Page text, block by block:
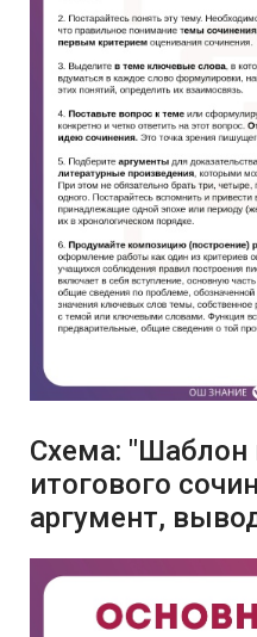
Схема: "Шаблон
итогового
аргумент,